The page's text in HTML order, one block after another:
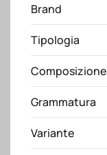
Payper
quantità
Brand
Tipologia
Composizione
Grammatura
Variante